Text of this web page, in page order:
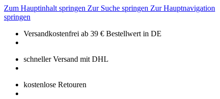
Zum Hauptinhalt springen Zur Suche springen Zur Hauptnavigation
springen
Versandkostenfrei ab 39 € Bestellwert in DE
schneller Versand mit DHL
kostenlose Retouren